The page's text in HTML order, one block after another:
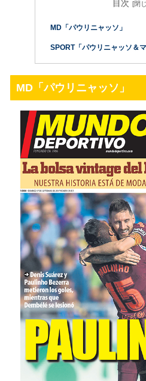
目次
MD「パウリニャッソ」
SPORT「パウリニャッソ＆
MD「パウリニャッソ」